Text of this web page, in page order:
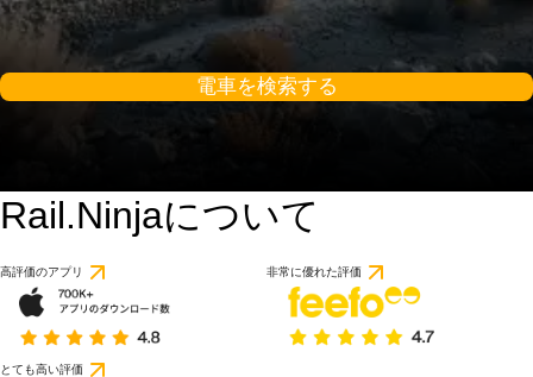
電車を検索する
Rail.Ninjaについて
高評価のアプリ 非常に優れた評価
とても高い評価
1 件のレビューに基づ